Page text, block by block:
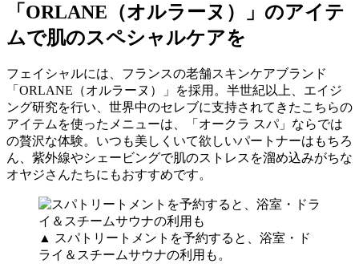
「ORLANE（オルラーヌ）」のアイテ
ムで肌のスペシャルケアを
フェイシャルには、フランスの老舗スキンケアブランド
「ORLANE（オルラーヌ）」を採用。半世紀以上、エイジ
ング研究を行い、世界中のセレブに支持されてきたこちらの
アイテムを使ったメニューは、「オークラ スパ」ならでは
の贅沢な体験。いつも美しくいて欲しいパートナーはもちろ
ん、紫外線やシェービングで肌のストレスを溜め込みがちな
オヤジさんたちにもおすすめです。
▲ スパトリートメントを予約すると、浴室・ド
ライ＆スチームサウナの利用も。